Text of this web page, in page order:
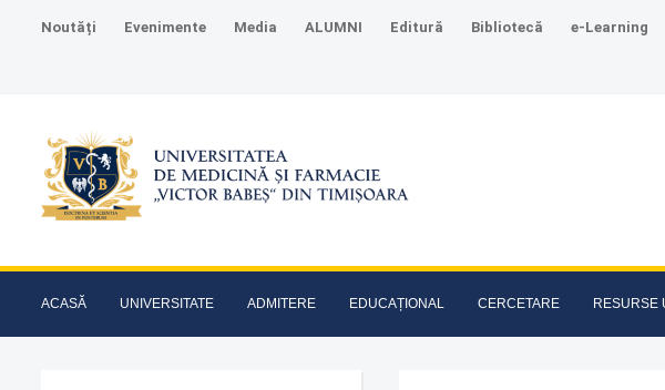
Noutăți Evenimente Media ALUMNI Editură Bibliotecă e-Learning
ACASĂ UNIVERSITATE ADMITERE EDUCAȚIONAL CERCETARE RESURSE